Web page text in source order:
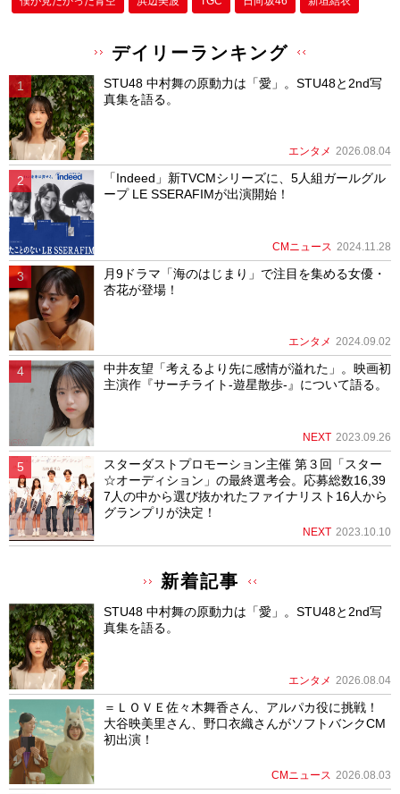
デイリーランキング
STU48 中村舞の原動力は「愛」。STU48と2nd写
真集を語る。
エンタメ 2026.08.04
「Indeed」新TVCMシリーズに、5人組ガールグル
ープ LE SSERAFIMが出演開始！
CMニュース 2024.11.28
月9ドラマ「海のはじまり」で注目を集める女優・
杏花が登場！
エンタメ 2024.09.02
中井友望「考えるより先に感情が溢れた」。映画初
主演作『サーチライト-遊星散歩-』について語る。
NEXT 2023.09.26
スターダストプロモーション主催 第３回「スター
☆オーディション」の最終選考会。応募総数16,39
7人の中から選び抜かれたファイナリスト16人から
グランプリが決定！
NEXT 2023.10.10
新着記事
STU48 中村舞の原動力は「愛」。STU48と2nd写
真集を語る。
エンタメ 2026.08.04
＝ＬＯＶＥ佐々木舞香さん、アルパカ役に挑戦！
大谷映美里さん、野口衣織さんがソフトバンクCM
初出演！
CMニュース 2026.08.03